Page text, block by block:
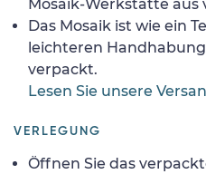
Mosaik-Werkstätte aus
Das Mosaik ist wie ein
leichteren
verpackt.
Lesen Sie unsere
VERLEGUNG
Öffnen Sie das